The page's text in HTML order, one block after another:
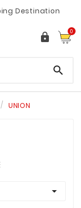
Destination
 0

UNION
